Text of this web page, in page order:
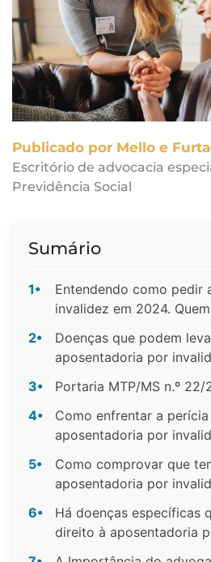
Publicado por Mello e
Escritório de advocacia
Previdência Social
Sumário
1•
Entendendo como pedir
invalidez em 2024.
2•
Doenças que podem
aposentadoria por
3•
Portaria MTP/MS n.º 22/
4•
Como enfrentar a
aposentadoria por
5•
Como comprovar que
aposentadoria por
6•
Há doenças específicas
direito à aposentadoria